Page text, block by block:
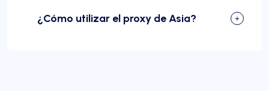
¿Cómo utilizar el proxy de Asia?